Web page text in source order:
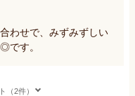
わせで、みずみずしい
です。
（2件）